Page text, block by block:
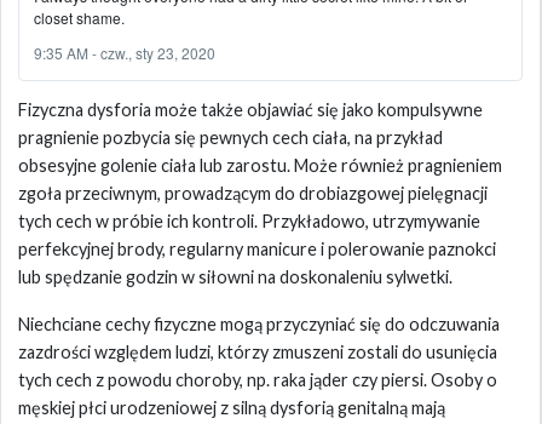
closet shame.
9:35 AM - czw., sty 23, 2020
Fizyczna dysforia może także objawiać się jako kompulsywne
pragnienie pozbycia się pewnych cech ciała, na przykład
obsesyjne golenie ciała lub zarostu. Może również pragnieniem
zgoła przeciwnym, prowadzącym do drobiazgowej pielęgnacji
tych cech w próbie ich kontroli. Przykładowo, utrzymywanie
perfekcyjnej brody, regularny manicure i polerowanie paznokci
lub spędzanie godzin w siłowni na doskonaleniu sylwetki.
Niechciane cechy fizyczne mogą przyczyniać się do odczuwania
zazdrości względem ludzi, którzy zmuszeni zostali do usunięcia
tych cech z powodu choroby, np. raka jąder czy piersi. Osoby o
męskiej płci urodzeniowej z silną dysforią genitalną mają